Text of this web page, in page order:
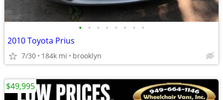
• • • • • • • •
2010 Toyota Prius
7/30 184k mi brooklyn
$49,995